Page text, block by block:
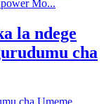
la ndege
cha